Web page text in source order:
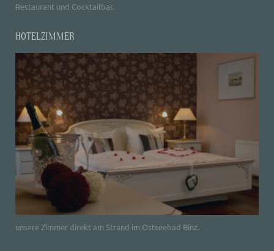
Restaurant und Cocktailbar.
HOTELZIMMER
unsere Zimmer direkt am Strand im Ostseebad Binz.